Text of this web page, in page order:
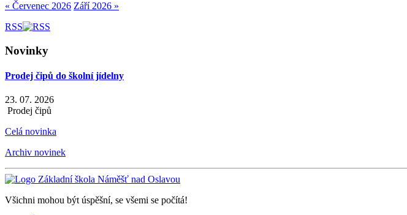
« Červenec 2026 Září 2026 »
RSS
Novinky
Prodej čipů do školní jídelny
23. 07. 2026
Prodej čipů
Celá novinka
Archiv novinek
Všichni mohou být úspěšní, se všemi se počítá!